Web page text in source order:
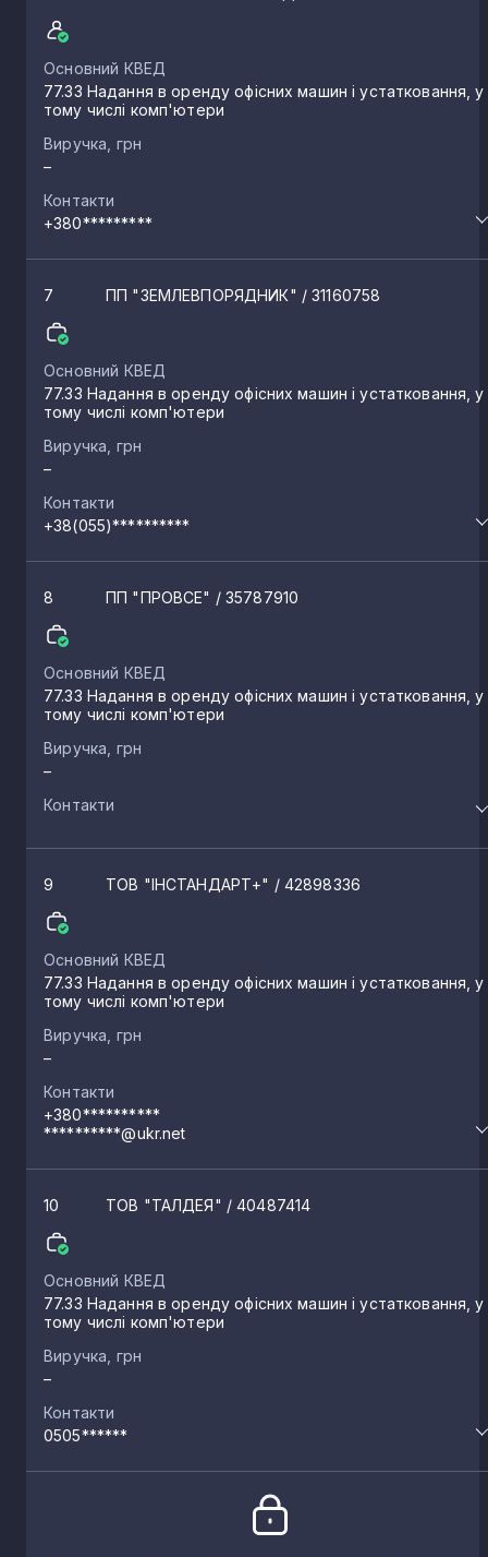
Основний КВЕД
77.33 Надання в оренду офісних машин і устатковання, у
тому числі комп'ютери
Виручка, грн
–
Контакти
+380*********
7 ПП "ЗЕМЛЕВПОРЯДНИК" / 31160758
Основний КВЕД
77.33 Надання в оренду офісних машин і устатковання, у
тому числі комп'ютери
Виручка, грн
–
Контакти
+38(055)**********
8 ПП "ПРОВСЕ" / 35787910
Основний КВЕД
77.33 Надання в оренду офісних машин і устатковання, у
тому числі комп'ютери
Виручка, грн
–
Контакти
9 ТОВ "ІНСТАНДАРТ+" / 42898336
Основний КВЕД
77.33 Надання в оренду офісних машин і устатковання, у
тому числі комп'ютери
Виручка, грн
–
Контакти
+380**********
**********@ukr.net
10 ТОВ "ТАЛДЕЯ" / 40487414
Основний КВЕД
77.33 Надання в оренду офісних машин і устатковання, у
тому числі комп'ютери
Виручка, грн
–
Контакти
0505******